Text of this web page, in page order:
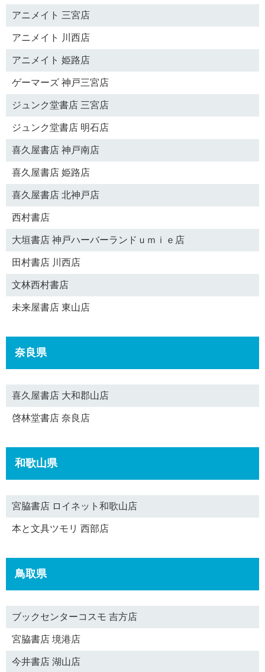
アニメイト 三宮店
アニメイト 川西店
アニメイト 姫路店
ゲーマーズ 神戸三宮店
ジュンク堂書店 三宮店
ジュンク堂書店 明石店
喜久屋書店 神戸南店
喜久屋書店 姫路店
喜久屋書店 北神戸店
西村書店
大垣書店 神戸ハーバーランドｕｍｉｅ店
田村書店 川西店
文林西村書店
未来屋書店 東山店
奈良県
喜久屋書店 大和郡山店
啓林堂書店 奈良店
和歌山県
宮脇書店 ロイネット和歌山店
本と文具ツモリ 西部店
鳥取県
ブックセンターコスモ 吉方店
宮脇書店 境港店
今井書店 湖山店